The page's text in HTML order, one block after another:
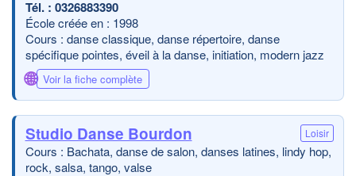
0326883390
École créée en : 1998
Cours : danse classique, danse répertoire, danse
spécifique pointes, éveil à la danse, initiation, modern jazz
🌐 Voir la fiche complète
Studio Danse Bourdon Loisir
Cours : Bachata, danse de salon, danses latines, lindy hop,
rock, salsa, tango, valse